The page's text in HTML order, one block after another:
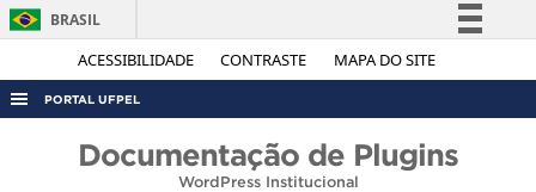
ACESSIBILIDADE CONTRASTE MAPA DO SITE
BRASIL
Simplifique!
Acesso à informação
PORTAL UFPEL
Documentação de Plugins
WordPress Institucional